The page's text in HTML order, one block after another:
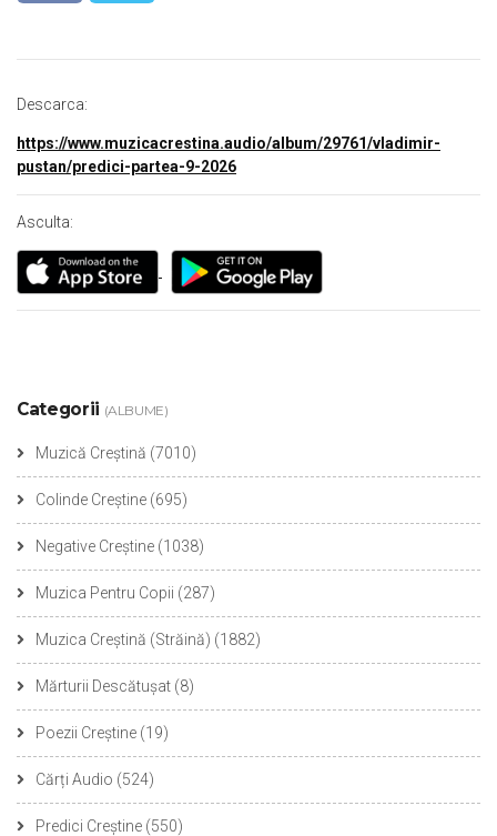
Descarca:
https://www.muzicacrestina.audio/album/29761/vladimir-
pustan/predici-partea-9-2026
Asculta:
Categorii (ALBUME)
Muzică Creștină (7010)
Colinde Creștine (695)
Negative Creștine (1038)
Muzica Pentru Copii (287)
Muzica Creștină (Străină) (1882)
Mărturii Descătușat (8)
Poezii Creștine (19)
Cărți Audio (524)
Predici Creștine (550)